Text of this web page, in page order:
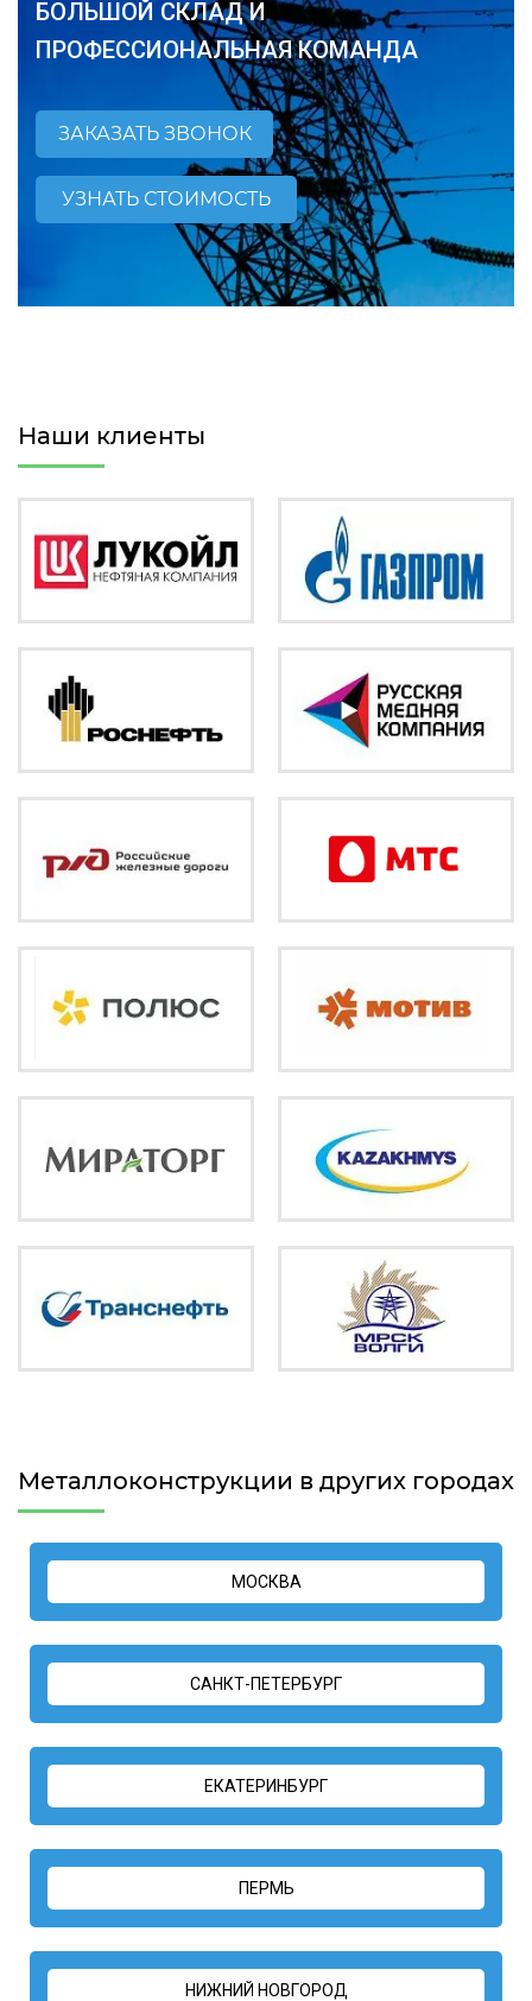
БОЛЬШОЙ СКЛАД И
ПРОФЕССИОНАЛЬНАЯ КОМАНДА
ЗАКАЗАТЬ ЗВОНОК
УЗНАТЬ СТОИМОСТЬ
Наши клиенты
Металлоконструкции в других городах
МОСКВА
САНКТ-ПЕТЕРБУРГ
ЕКАТЕРИНБУРГ
ПЕРМЬ
НИЖНИЙ НОВГОРОД